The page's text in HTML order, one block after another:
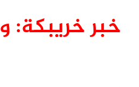
خبر خريبكة: